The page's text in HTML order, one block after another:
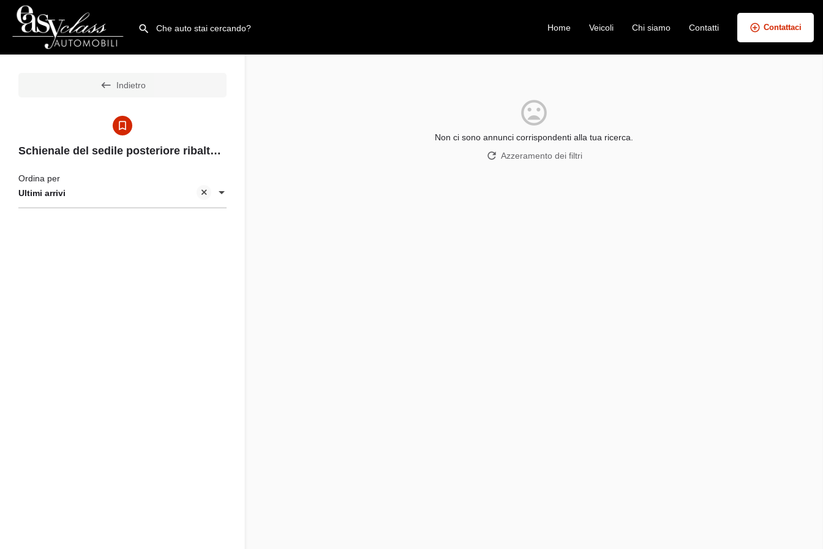
Home Veicoli Chi siamo Contatti Contattaci
Indietro
Schienale del sedile posteriore ribaltabile
Ultimi arrivi
Ordina per
Non ci sono annunci corrispondenti alla tua ricerca.
Azzeramento dei filtri